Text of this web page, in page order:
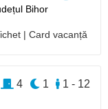
Bihor
| Card vacanță
1 - 12
1
4